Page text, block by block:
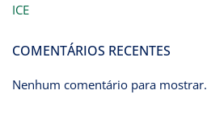
ICE
COMENTÁRIOS RECENTES
Nenhum comentário para mostrar.